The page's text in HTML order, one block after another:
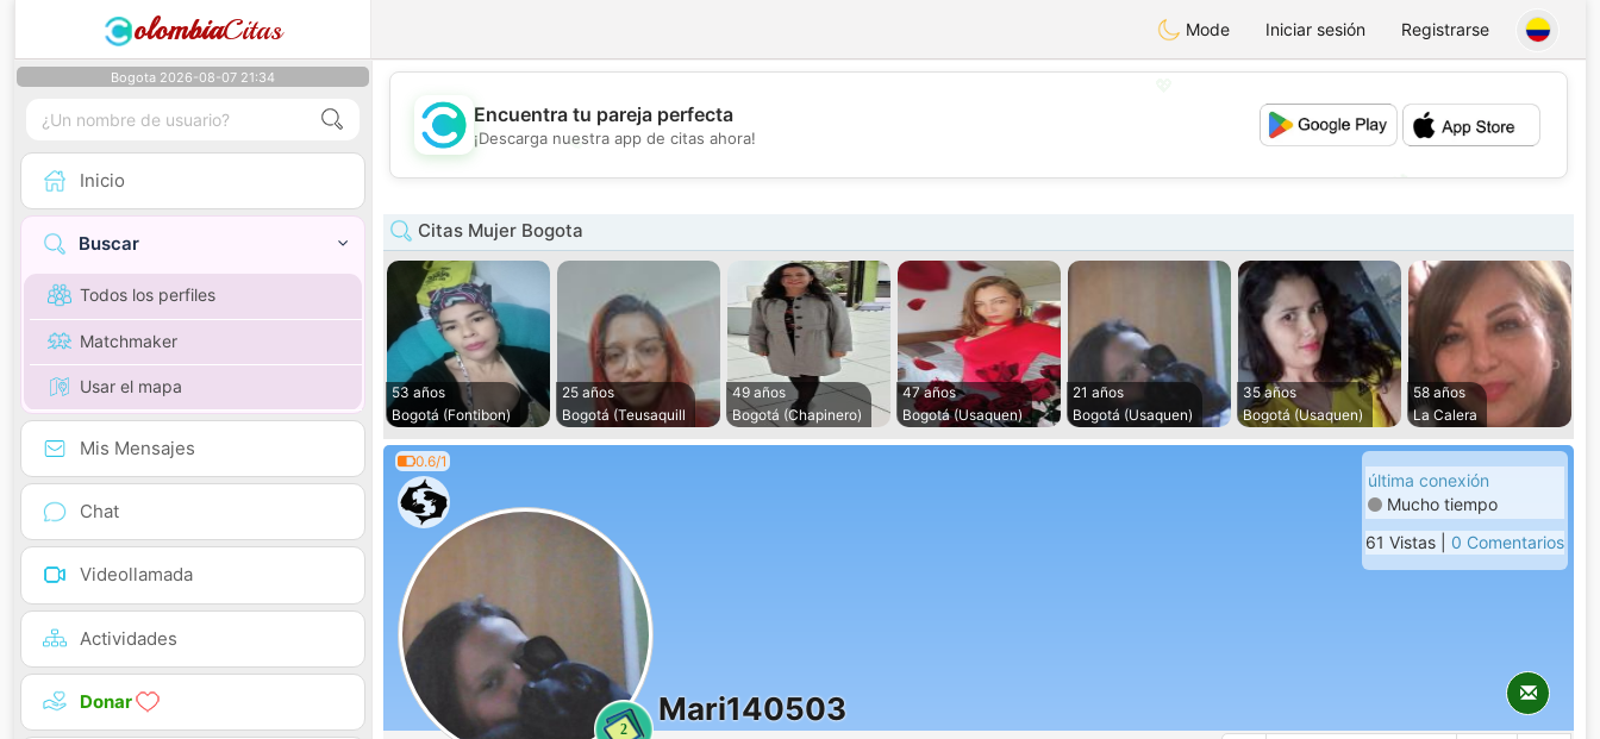
olombiaCitas Mode Iniciar sesión Registrarse
Bogota 2026-08-07 21:34
Inicio
Buscar
Todos los perfiles
Matchmaker
Usar el mapa
Mis Mensajes
Chat
Videollamada
Actividades
Donar
💕
Encuentra tu pareja perfecta
¡Descarga nuestra app de citas ahora!
Citas Mujer Bogota
53 años
Bogotá (Fontibon)
25 años
Bogotá (Teusaquill
49 años
Bogotá (Chapinero)
47 años
Bogotá (Usaquen)
21 años
Bogotá (Usaquen)
35 años
Bogotá (Usaquen)
58 años
La Calera
0.6/1
2
Mari140503
última conexión
Mucho tiempo
61 Vistas | 0 Comentarios